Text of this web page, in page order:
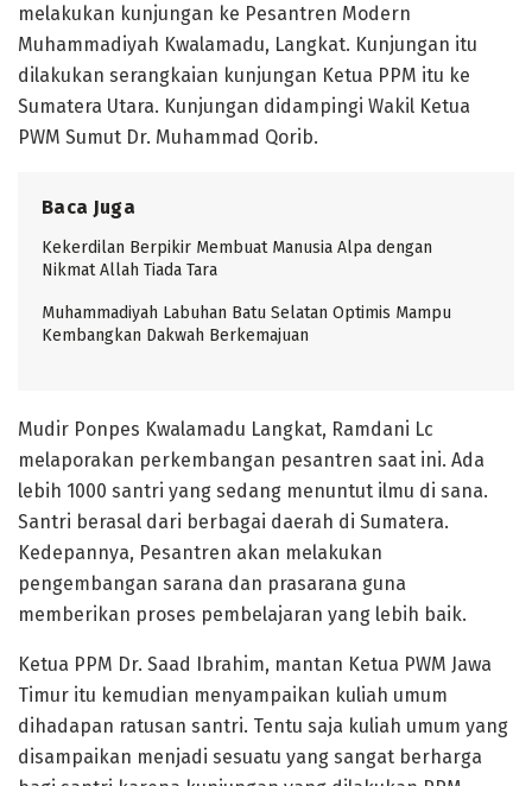
melakukan kunjungan ke Pesantren Modern
Muhammadiyah Kwalamadu, Langkat. Kunjungan itu
dilakukan serangkaian kunjungan Ketua PPM itu ke
Sumatera Utara. Kunjungan didampingi Wakil Ketua
PWM Sumut Dr. Muhammad Qorib.
Baca Juga
Kekerdilan Berpikir Membuat Manusia Alpa dengan
Nikmat Allah Tiada Tara
Muhammadiyah Labuhan Batu Selatan Optimis Mampu
Kembangkan Dakwah Berkemajuan
Mudir Ponpes Kwalamadu Langkat, Ramdani Lc
melaporakan perkembangan pesantren saat ini. Ada
lebih 1000 santri yang sedang menuntut ilmu di sana.
Santri berasal dari berbagai daerah di Sumatera.
Kedepannya, Pesantren akan melakukan
pengembangan sarana dan prasarana guna
memberikan proses pembelajaran yang lebih baik.
Ketua PPM Dr. Saad Ibrahim, mantan Ketua PWM Jawa
Timur itu kemudian menyampaikan kuliah umum
dihadapan ratusan santri. Tentu saja kuliah umum yang
disampaikan menjadi sesuatu yang sangat berharga